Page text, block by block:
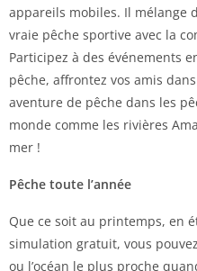
appareils mobiles. Il mélange
vraie pêche sportive avec la
Participez à des événements
pêche, affrontez vos amis
aventure de pêche dans les
monde comme les rivières
mer !
Pêche toute l’année
Que ce soit au printemps, en
simulation gratuit, vous
ou l’océan le plus proche